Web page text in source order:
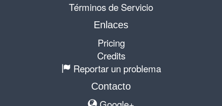
Términos de Servicio
Enlaces
Pricing
Credits
Reportar un problema
Contacto